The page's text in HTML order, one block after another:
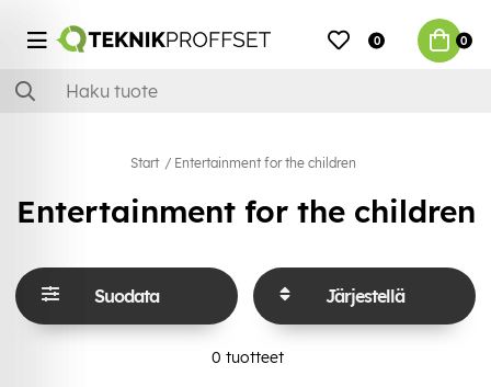
0 0
Start Entertainment for the children
Entertainment for the children
Suodata Järjestellä
0 tuotteet